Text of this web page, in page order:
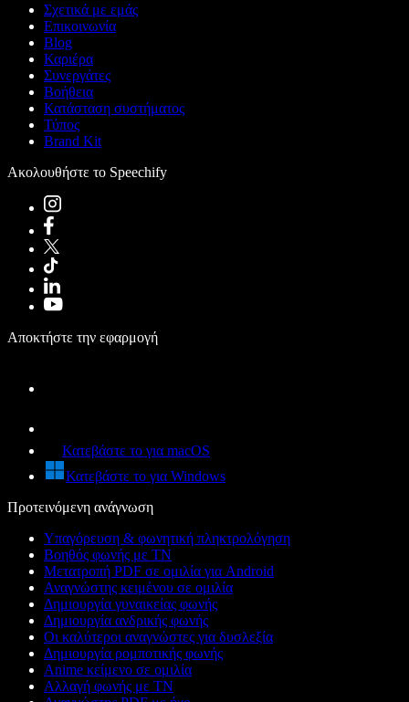
Σχετικά με εμάς
Επικοινωνία
Blog
Καριέρα
Συνεργάτες
Βοήθεια
Κατάσταση συστήματος
Τύπος
Brand Kit
Ακολουθήστε το Speechify
Αποκτήστε την εφαρμογή
Κατεβάστε το για macOS
Κατεβάστε το για Windows
Προτεινόμενη ανάγνωση
Υπαγόρευση & φωνητική πληκτρολόγηση
Βοηθός φωνής με ΤΝ
Μετατροπή PDF σε ομιλία για Android
Αναγνώστης κειμένου σε ομιλία
Δημιουργία γυναικείας φωνής
Δημιουργία ανδρικής φωνής
Οι καλύτεροι αναγνώστες για δυσλεξία
Δημιουργία ρομποτικής φωνής
Anime κείμενο σε ομιλία
Αλλαγή φωνής με ΤΝ